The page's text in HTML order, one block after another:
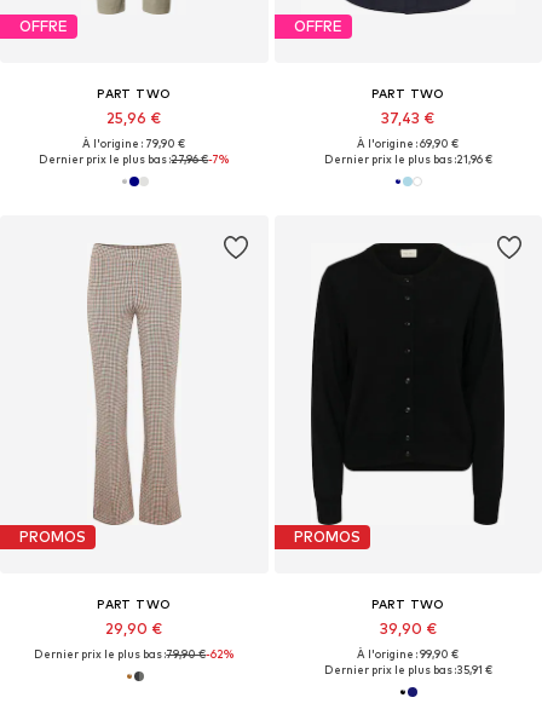
OFFRE
PART TWO
25,96 €
À l'origine : 79,90 €
Dernier prix le plus bas :27,96 €-7%
OFFRE
PART TWO
37,43 €
À l'origine : 69,90 €
Dernier prix le plus bas :21,96 €
PROMOS
PART TWO
29,90 €
Dernier prix le plus bas :79,90 €-62%
PROMOS
PART TWO
39,90 €
À l'origine : 99,90 €
Dernier prix le plus bas :35,91 €